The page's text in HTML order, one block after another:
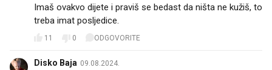
Imaš ovakvo dijete i praviš se bedast da ništa ne kužiš, to
treba imat posljedice.
11 0 ODGOVORITE
Disko Baja 09.08.2024.